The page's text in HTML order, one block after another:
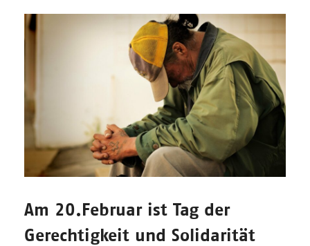
Am 20.Februar ist Tag der
Gerechtigkeit und Solidarität